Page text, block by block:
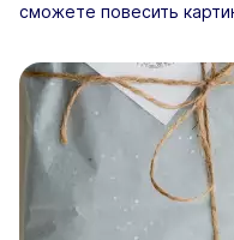
сможете повесить